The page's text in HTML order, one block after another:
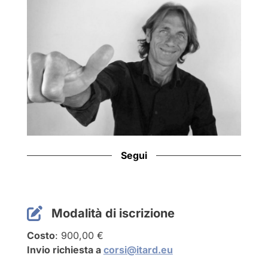
Segui
Modalità di iscrizione
Costo: 900,00 €
Invio richiesta a corsi@itard.eu